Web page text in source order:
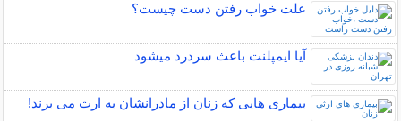
علت خواب رفتن دست چیست؟
آیا ایمپلنت باعث سردرد میشود
بیماری هایی که زنان از مادرانشان به ارث می برند!